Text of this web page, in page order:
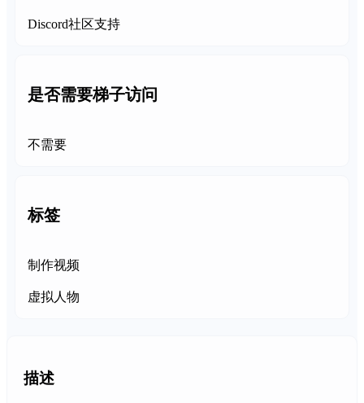
Discord社区支持
是否需要梯子访问
不需要
标签
制作视频
虚拟人物
描述